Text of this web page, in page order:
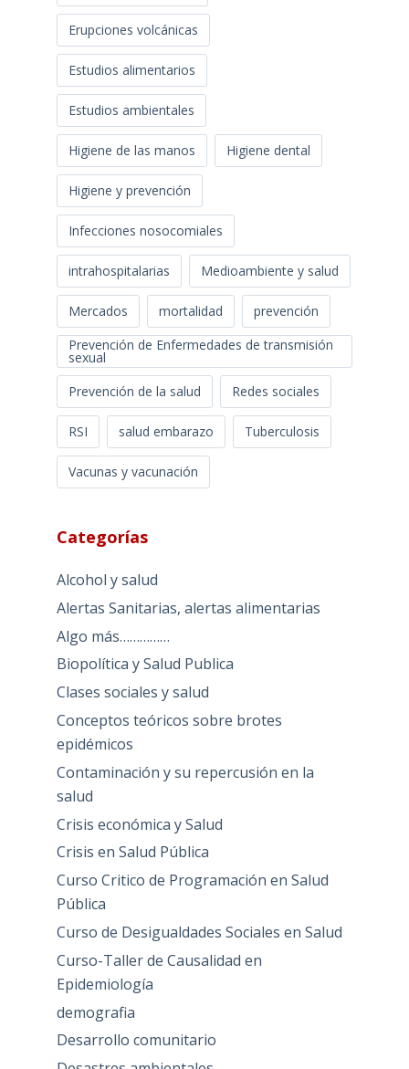
Erupciones volcánicas
Estudios alimentarios
Estudios ambientales
Higiene de las manos Higiene dental
Higiene y prevención
Infecciones nosocomiales
intrahospitalarias Medioambiente y salud
Mercados mortalidad
prevención
Prevención de Enfermedades de transmisión
sexual
Prevención de la salud
Redes sociales
RSI salud embarazo Tuberculosis
Vacunas y vacunación
Categorías
Alcohol y salud
Alertas Sanitarias, alertas alimentarias
Algo más……………
Biopolítica y Salud Publica
Clases sociales y salud
Conceptos teóricos sobre brotes
epidémicos
Contaminación y su repercusión en la
salud
Crisis económica y Salud
Crisis en Salud Pública
Curso Critico de Programación en Salud
Pública
Curso de Desigualdades Sociales en Salud
Curso-Taller de Causalidad en
Epidemiología
demografia
Desarrollo comunitario